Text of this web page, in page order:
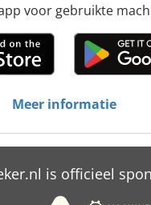
140
5120
voor gebruikte
Meer informatie
is officieel